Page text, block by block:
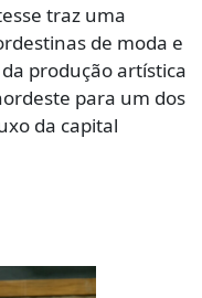
traz uma
de moda e
produção artística
para um dos
da capital